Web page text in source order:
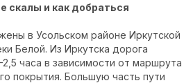
скалы и как добраться
в Усольском районе Иркутской
Белой. Из Иркутска дорога
часа в зависимости от маршрута
покрытия. Большую часть пути